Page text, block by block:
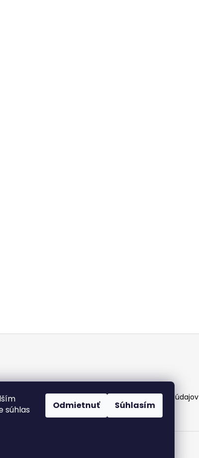
súhlas
Odmietnuť Súhlasím
Kontakty Podmienky ochrany osobných údajov